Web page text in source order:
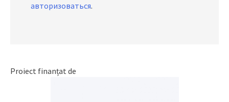
авторизоваться.
Proiect finanțat de